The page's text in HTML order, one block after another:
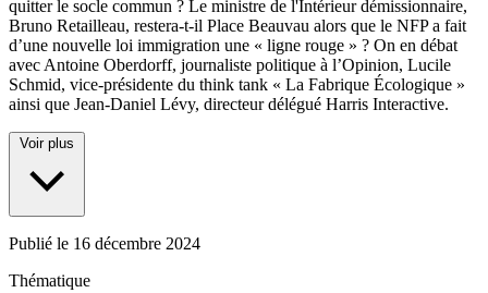
quitter le socle commun ? Le ministre de l'Intérieur démissionnaire,
Bruno Retailleau, restera-t-il Place Beauvau alors que le NFP a fait
d’une nouvelle loi immigration une « ligne rouge » ? On en débat
avec Antoine Oberdorff, journaliste politique à l’Opinion, Lucile
Schmid, vice-présidente du think tank « La Fabrique Écologique »
ainsi que Jean-Daniel Lévy, directeur délégué Harris Interactive.
Voir plus
Publié le 16 décembre 2024
Thématique